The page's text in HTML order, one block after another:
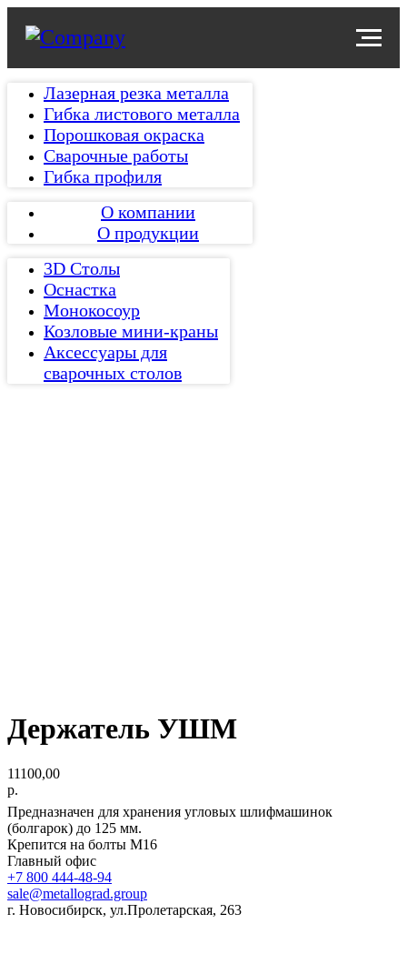
Лазерная резка металла
Гибка листового металла
Порошковая окраска
Сварочные работы
Гибка профиля
О компании
О продукции
3D Столы
Оснастка
Монокосоур
Козловые мини-краны
Аксессуары для
сварочных столов
Держатель УШМ
11100,00
р.
Предназначен для хранения угловых шлифмашинок
(болгарок) до 125 мм.
Крепится на болты M16
Главный офис
+7 800 444-48-94
sale@metallograd.group
г. Новосибирск, ул.Пролетарская, 263